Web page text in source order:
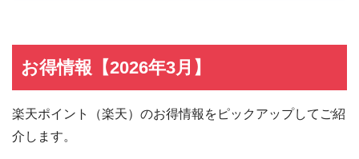
お得情報【2026年3月】
楽天ポイント（楽天）のお得情報をピックアップしてご紹
介します。